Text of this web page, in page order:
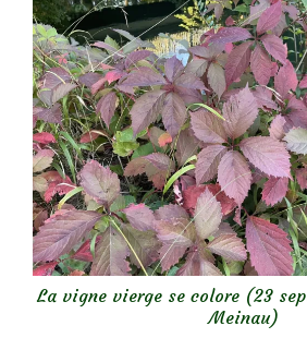
La vigne vierge se colore (23
Meinau)